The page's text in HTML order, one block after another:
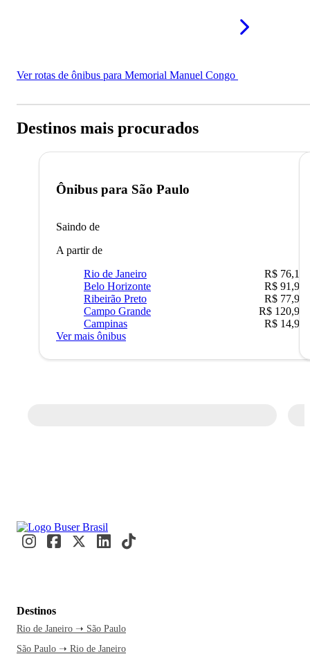
Ver rotas de ônibus para Memorial Manuel Congo
Destinos mais procurados
Ônibus para São Paulo
Saindo de
A partir de
Rio de Janeiro
R$ 76,10
Belo Horizonte
R$ 91,90
Ribeirão Preto
R$ 77,90
Campo Grande
R$ 120,90
Campinas
R$ 14,90
Ver mais ônibus
Destinos
Rio de Janeiro ➝ São Paulo
São Paulo ➝ Rio de Janeiro